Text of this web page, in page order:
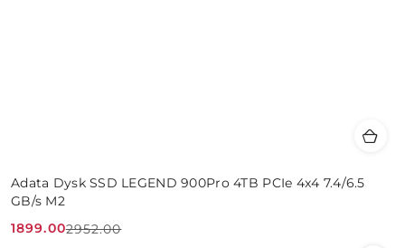
Adata Dysk SSD LEGEND 900Pro 4TB PCIe 4x4 7.4/6.5
GB/s M2
Cena
1899.00
Cena
2952.00